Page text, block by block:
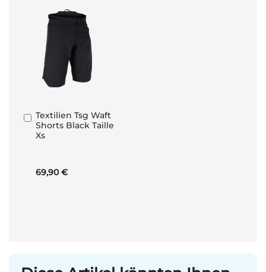
Textilien Tsg Waft
Shorts Black Taille
Xs
69,90 €
In
den
Warenkorb